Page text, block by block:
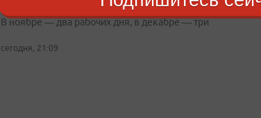
В ноябре — два рабочих дня, в декабре — три
сегодня, 21:09